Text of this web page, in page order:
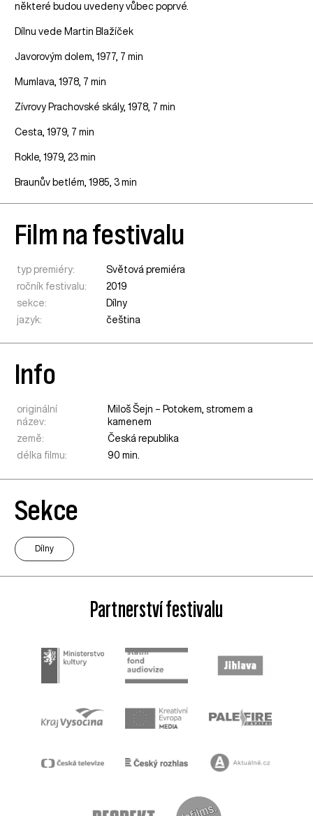
některé budou uvedeny vůbec poprvé.
Dílnu vede Martin Blažíček
Javorovým dolem, 1977, 7 min
Mumlava, 1978, 7 min
Zívrovy Prachovské skály, 1978, 7 min
Cesta, 1979, 7 min
Rokle, 1979, 23 min
Braunův betlém, 1985, 3 min
Film na festivalu
typ premiéry:
Světová premiéra
ročník festivalu:
2019
sekce:
Dílny
jazyk:
čeština
Info
originální
název:
Miloš Šejn – Potokem, stromem a
kamenem
země:
Česká republika
délka filmu:
90 min.
Sekce
Dílny
Partnerství festivalu